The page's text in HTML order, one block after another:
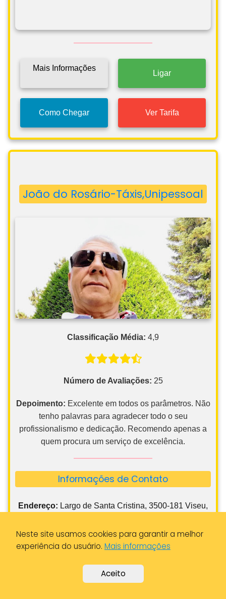
Mais Informações
Ligar
Como Chegar Ver Tarifa
Classificação Média:4,9
Número de Avaliações:
Depoimento:Excelente em todos os parâmetros. Não
profissionalismo e dedicação. Recomendo apenas a
quem procura um serviço de excelência.
Informações de Contato
Largo de Santa Cristina, 3500-181 Viseu,
Viseu
Horários:24 Horas - Consultar
Telefone:968 701 579
Neste site usamos cookies para garantir a melhor
experiência do usuário. Mais informações
Aceito